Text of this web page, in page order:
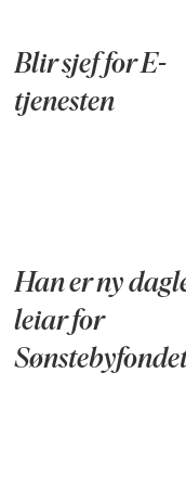
Blir sjef for E-
tjenesten
Han er ny
leiar for